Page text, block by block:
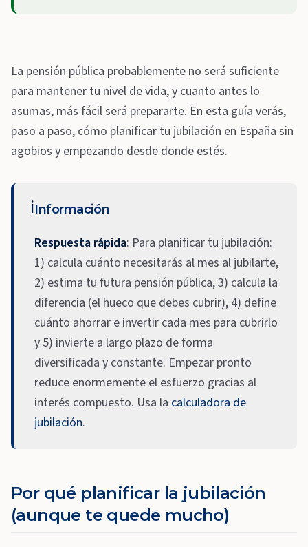
La pensión pública probablemente no será suficiente
para mantener tu nivel de vida, y cuanto antes lo
asumas, más fácil será prepararte. En esta guía verás,
paso a paso, cómo planificar tu jubilación en España sin
agobios y empezando desde donde estés.
ℹ️Información
Respuesta rápida: Para planificar tu jubilación:
1) calcula cuánto necesitarás al mes al jubilarte,
2) estima tu futura pensión pública, 3) calcula la
diferencia (el hueco que debes cubrir), 4) define
cuánto ahorrar e invertir cada mes para cubrirlo
y 5) invierte a largo plazo de forma
diversificada y constante. Empezar pronto
reduce enormemente el esfuerzo gracias al
interés compuesto. Usa la calculadora de
jubilación.
Por qué planificar la jubilación
(aunque te quede mucho)